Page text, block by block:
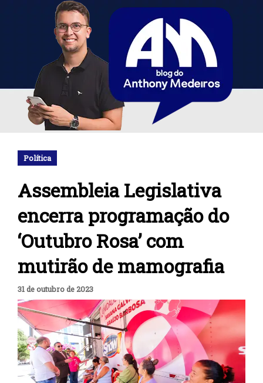
Política
Assembleia Legislativa
encerra programação do
‘Outubro Rosa’ com
mutirão de mamografia
31 de outubro de 2023